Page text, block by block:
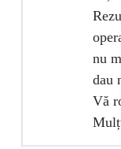
nu
dau
Vă